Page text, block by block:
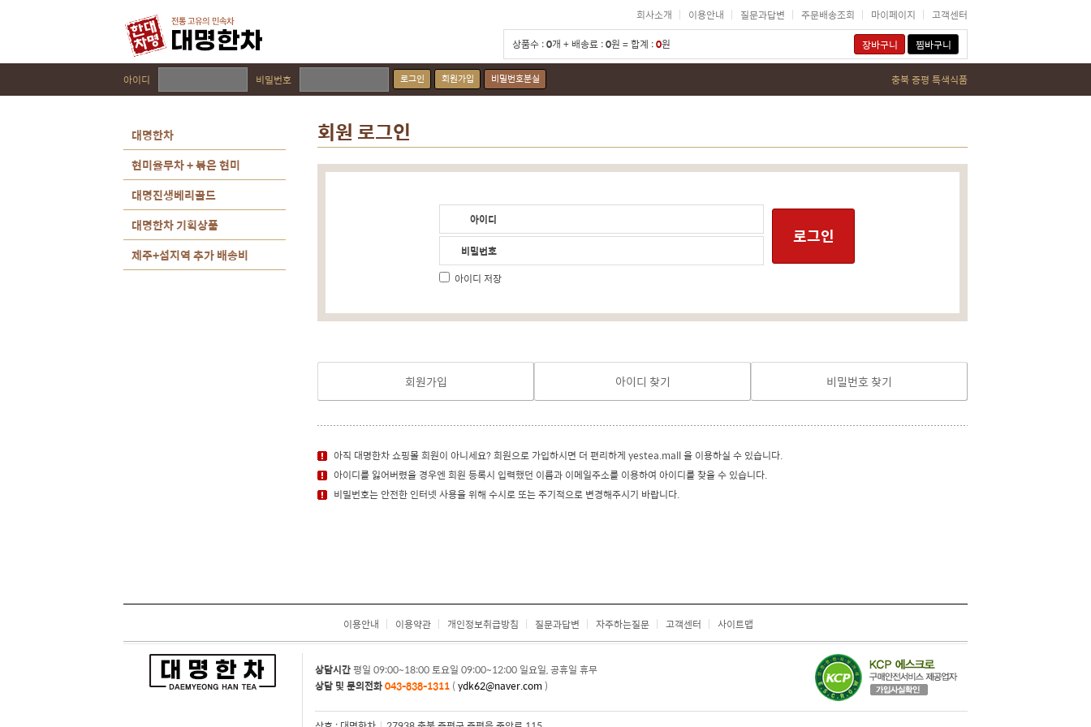
회사소개 이용안내 질문과답변 주문배송조회 마이페이지
고객센터
상품수 :0개 + 배송료 :0원 = 합계 :0원 장바구니 찜바구니
아이디 비밀번호 로그인 회원가입 비밀번호분실 충북 증평 특색식품
대명한차
현미율무차 + 볶은 현미
대명진생베리골드
대명한차 기획상품
제주+섬지역 추가 배송비
회원 로그인
아이디
비밀번호
로그인
아이디 저장
회원가입 아이디 찾기 비밀번호 찾기
아직 대명한차 쇼핑몰 회원이 아니세요? 회원으로 가입하시면 더 편리하게 yestea.mall 을 이용하실 수 있습니다.
아이디를 잃어버렸을 경우엔 회원 등록시 입력했던 이름과 이메일주소를 이용하여 아이디를 찾을 수 있습니다.
비밀번호는 안전한 인터넷 사용을 위해 수시로 또는 주기적으로 변경해주시기 바랍니다.
이용안내 이용약관 개인정보취급방침 질문과답변 자주하는질문 고객센터 사이트맵
상담시간평일 09:00~18:00 토요일 09:00~12:00 일요일, 공휴일 휴무
상담 및 문의전화043-838-1311 (ydk62@naver.com )